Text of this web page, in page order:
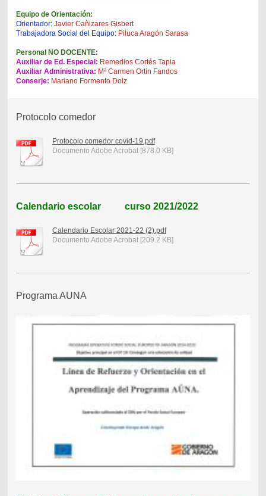
Equipo de Orientación:
Orientador: Javier Cañizares Gisbert
Trabajadora Social del Equipo: Piluca Aragón Sarasa
Personal NO DOCENTE:
Auxiliar de Ed. Especial: Remedios Cortés Tapia
Auxiliar Administrativa: Mª Carmen Ortín Fandos
Conserje: Mariano Formento Dolz
Protocolo comedor
Protocolo comedor covid-19.pdf
Documento Adobe Acrobat [878.0 KB]
Calendario escolar curso 2021/2022
Calendario Escolar 2021-22 (2).pdf
Documento Adobe Acrobat [209.2 KB]
Programa AUNA